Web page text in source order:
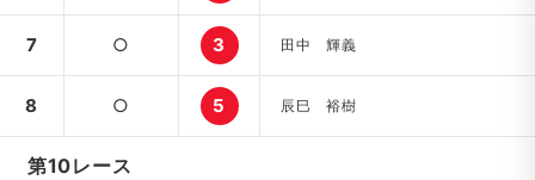
7 ○ 3 田中 輝義
8 ○ 5 辰巳 裕樹
第10レース